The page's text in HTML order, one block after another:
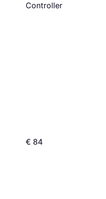
Controller
€ 84